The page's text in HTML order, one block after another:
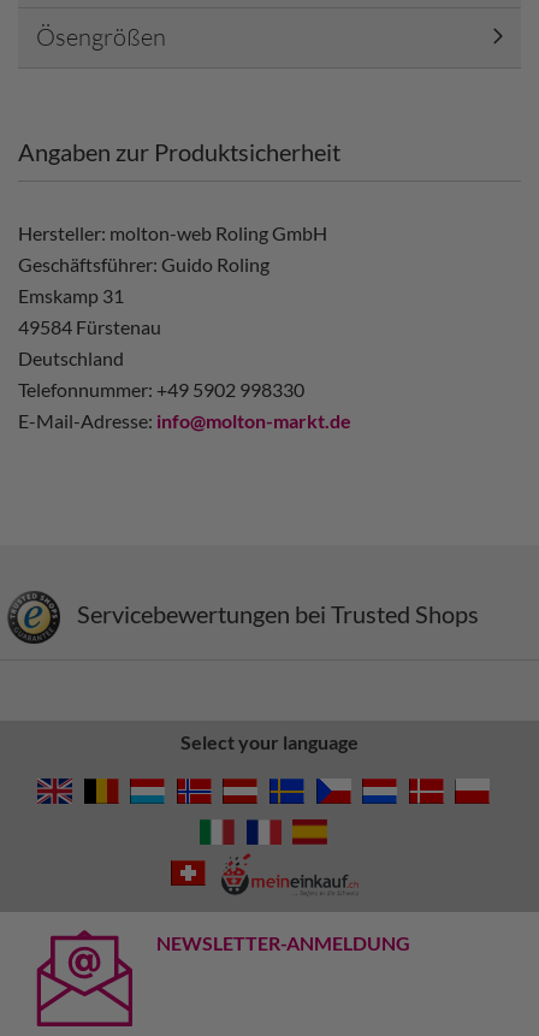
Ösengrößen
Angaben zur Produktsicherheit
Hersteller: molton-web Roling GmbH
Geschäftsführer: Guido Roling
Emskamp 31
49584 Fürstenau
Deutschland
Telefonnummer: +49 5902 998330
E-Mail-Adresse: info@molton-markt.de
Servicebewertungen bei Trusted Shops
Select your language
NEWSLETTER-ANMELDUNG